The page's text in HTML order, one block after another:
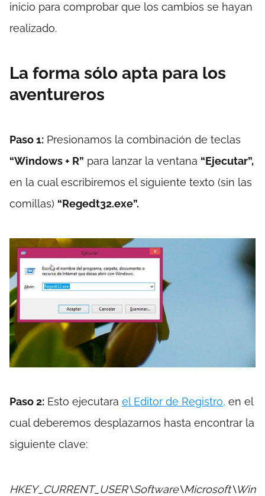
inicio para comprobar que los cambios se hayan
realizado.
La forma sólo apta para los
aventureros
Paso 1: Presionamos la combinación de teclas
“Windows + R” para lanzar la ventana “Ejecutar”,
en la cual escribiremos el siguiente texto (sin las
comillas) “Regedt32.exe”.
Paso 2: Esto ejecutara el Editor de Registro, en el
cual deberemos desplazarnos hasta encontrar la
siguiente clave:
HKEY_CURRENT_USER\Software\Microsoft\Win